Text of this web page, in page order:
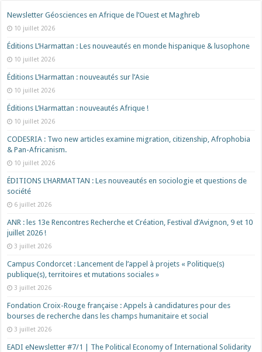
Newsletter Géosciences en Afrique de l’Ouest et Maghreb
10 juillet 2026
Éditions L’Harmattan : Les nouveautés en monde hispanique & lusophone
10 juillet 2026
Éditions L’Harmattan : nouveautés sur l’Asie
10 juillet 2026
Éditions L’Harmattan : nouveautés Afrique !​
10 juillet 2026
CODESRIA : Two new articles examine migration, citizenship, Afrophobia
& Pan-Africanism.
10 juillet 2026
ÉDITIONS L’HARMATTAN : Les nouveautés en sociologie et questions de
société
6 juillet 2026
ANR : les 13e Rencontres Recherche et Création, Festival d’Avignon, 9 et 10
juillet 2026 !
3 juillet 2026
Campus Condorcet : Lancement de l’appel à projets « Politique(s)
publique(s), territoires et mutations sociales »
3 juillet 2026
Fondation Croix-Rouge française : Appels à candidatures pour des
bourses de recherche dans les champs humanitaire et social
3 juillet 2026
EADI eNewsletter #7/1 | The Political Economy of International Solidarity